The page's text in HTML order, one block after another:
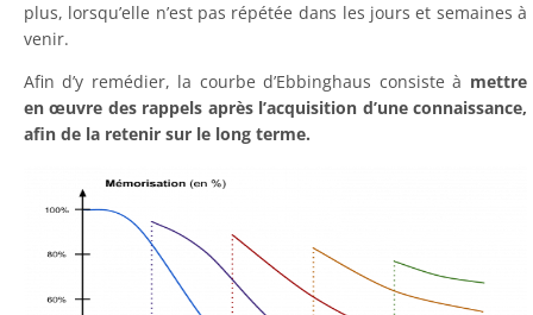
plus, lorsqu’elle n’est pas répétée dans les jours et semaines à
venir.
Afin d’y remédier, la courbe d’Ebbinghaus consiste à mettre
en œuvre des rappels après l’acquisition d’une connaissance,
afin de la retenir sur le long terme.